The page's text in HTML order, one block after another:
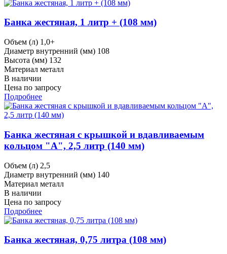
Банка жестяная, 1 литр + (108 мм)
Объем (л) 1,0+
Диаметр внутренний (мм) 108
Высота (мм) 132
Материал металл
В наличии
Цена по запросу
Подробнее
Банка жестяная с крышкой и вдавливаемым
кольцом "А", 2,5 литр (140 мм)
Объем (л) 2,5
Диаметр внутренний (мм) 140
Материал металл
В наличии
Цена по запросу
Подробнее
Банка жестяная, 0,75 литра (108 мм)